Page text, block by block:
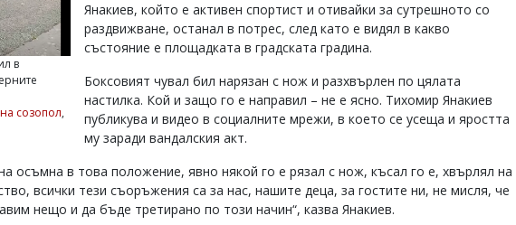
в
созопол,
Янакиев, който е активен спортист и отивайки за сутрешното со
раздвижване, останал в потрес, след като е видял в какво
състояние е площадката в градската градина.
Боксовият чувал бил нарязан с нож и разхвърлен по цялата
настилка. Кой и защо го е направил – не е ясно. Тихомир Янакиев
публикува и видео в социалните мрежи, в което се усеща и яростта
му заради вандалския акт.
осъмна в това положение, явно някой го е рязал с нож, късал го е, хвърлял на
всички тези съоръжения са за нас, нашите деца, за гостите ни, не мисля, че
нещо и да бъде третирано по този начин“, казва Янакиев.